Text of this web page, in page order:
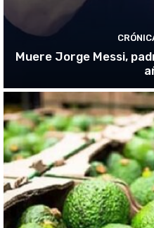
Muere Jorge Messi,